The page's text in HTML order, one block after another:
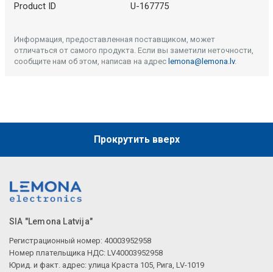
Product ID U-167775
Информация, предоставленная поставщиком, может
отличаться от самого продукта. Если вы заметили неточности,
сообщите нам об этом, написав на адрес lemona@lemona.lv.
Прокрутить вверх
SIA "Lemona Latvija"
Регистрационный номер: 40003952958
Номер плательщика НДС: LV40003952958
Юрид. и факт. адрес: улица Краста 105, Рига, LV-1019